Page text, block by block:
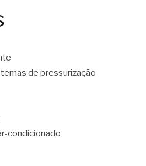
de pressurização
condicionado